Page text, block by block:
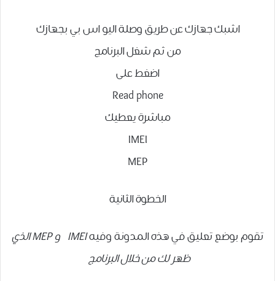
اشبك جهازك عن طريق وصلة اليو اس بي بجهازك
من ثم شغل البرنامج
اضغط على
Read phone
مباشرة يعطيك
IMEI
MEP
الخطوة الثانية
تقوم بوضع تعليق في هذه المدونة وفيهIMEI و
MEP الذي
ظهر لك من خلال البرنامج